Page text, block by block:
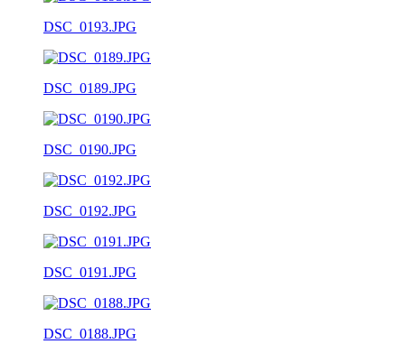
DSC_0193.JPG
DSC_0189.JPG
DSC_0190.JPG
DSC_0192.JPG
DSC_0191.JPG
DSC_0188.JPG